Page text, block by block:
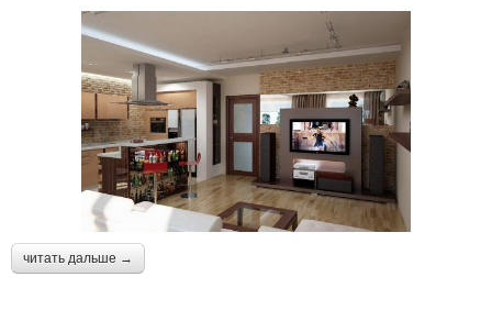
читать дальше →